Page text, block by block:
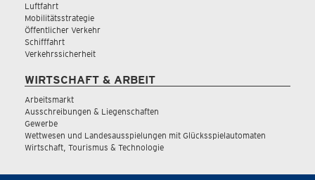
Luftfahrt
Mobilitätsstrategie
Öffentlicher Verkehr
Schifffahrt
Verkehrssicherheit
WIRTSCHAFT & ARBEIT
Arbeitsmarkt
Ausschreibungen & Liegenschaften
Gewerbe
Wettwesen und Landesausspielungen mit Glücksspielautomaten
Wirtschaft, Tourismus & Technologie